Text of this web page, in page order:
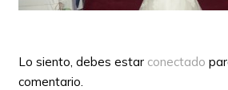
Lo siento, debes estar conectado
comentario.